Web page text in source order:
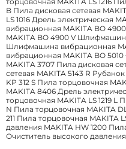
B Пила дисковая сетевая
LS 1016 Дрель электрическая
вибрационная MAKITA BO
MAKITA BO 4900 V
Шлифмашина вибрационная
вибрационная MAKITA BO
MAKITA 3707 Пила дисковая
сетевая MAKITA 5143 R
KP 312 S Пила торцовочная
MAKITA 8406 Дрель
торцовочная MAKITA LS 1219 L
N Пила торцовочная MAKITA
211 Пила торцовочная MAKITA
давления MAKITA HW 1200
Очиститель высокого